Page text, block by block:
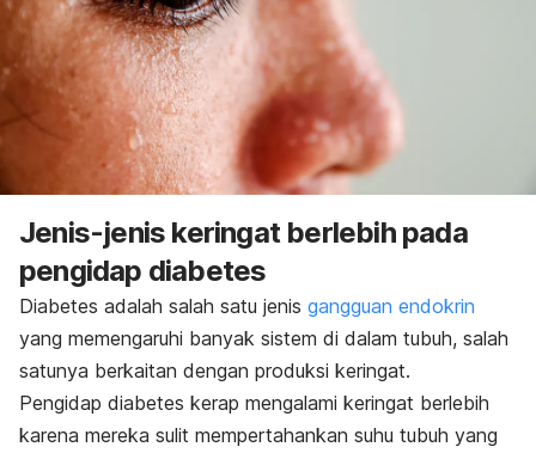
Jenis-jenis keringat berlebih pada
pengidap diabetes
Diabetes adalah salah satu jenis gangguan endokrin
yang memengaruhi banyak sistem di dalam tubuh, salah
satunya berkaitan dengan produksi keringat.
Pengidap diabetes kerap mengalami keringat berlebih
karena mereka sulit mempertahankan suhu tubuh yang